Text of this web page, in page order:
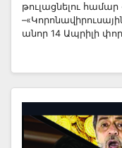
թուլացնելու
անոր 14 Ապրիլի